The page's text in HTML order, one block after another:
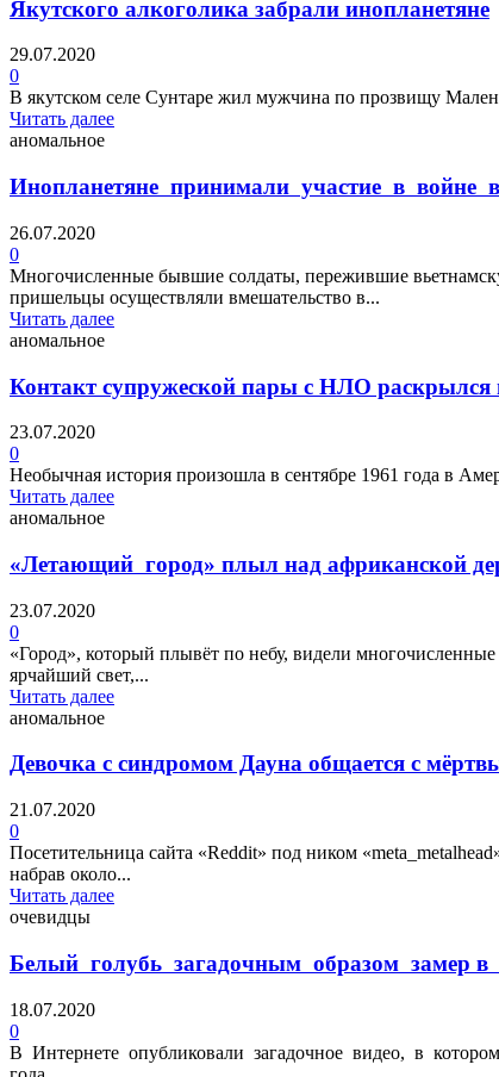
Якутского алкоголика забрали инопланетяне
29.07.2020
0
В якутском селе Сунтаре жил мужчина по прозвищу
Читать далее
аномальное
Инопланетяне принимали участие в войне
26.07.2020
0
Многочисленные бывшие солдаты, пережившие
пришельцы осуществляли вмешательство в...
Читать далее
аномальное
Контакт супружеской пары с НЛО раскрылся
23.07.2020
0
Необычная история произошла в сентябре 1961 года в
Читать далее
аномальное
«Летающий город» плыл над африканской
23.07.2020
0
«Город», который плывёт по небу, видели
ярчайший свет,...
Читать далее
аномальное
Девочка с синдромом Дауна общается с
21.07.2020
0
Посетительница сайта «Reddit» под ником
набрав около...
Читать далее
очевидцы
Белый голубь загадочным образом замер в
18.07.2020
0
В Интернете опубликовали загадочное видео, в